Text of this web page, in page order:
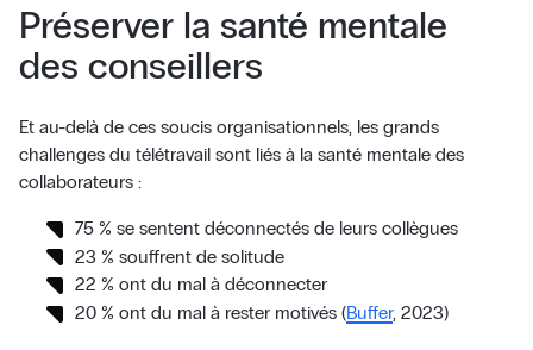
Préserver la santé mentale
des conseillers
Et au-delà de ces soucis organisationnels, les grands
challenges du télétravail sont liés à la santé mentale des
collaborateurs :
75 % se sentent déconnectés de leurs collègues
23 % souffrent de solitude
22 % ont du mal à déconnecter
20 % ont du mal à rester motivés (Buffer, 2023)